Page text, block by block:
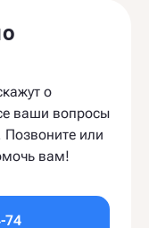
о
ваши вопросы
Позвоните или
вам!
74